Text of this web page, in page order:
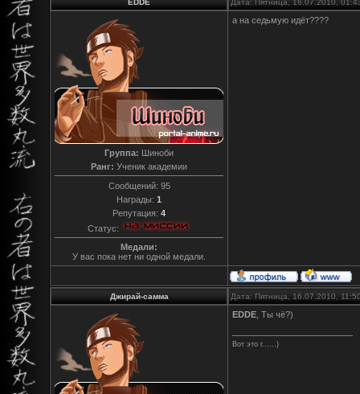
EDDE Дата: Пятница, 16.07.2010,
Группа: Шиноби
Ранг: Ученик академии
Сообщений: 95
Награды: 1
Репутация: 4
Статус:
Медали:
У вас пока нет ни одной медали.
а на седьмую идёт????
Джирай-самма Дата: Пятница, 16.07.2010,
EDDE , Ты чё?)
Вот это г......)